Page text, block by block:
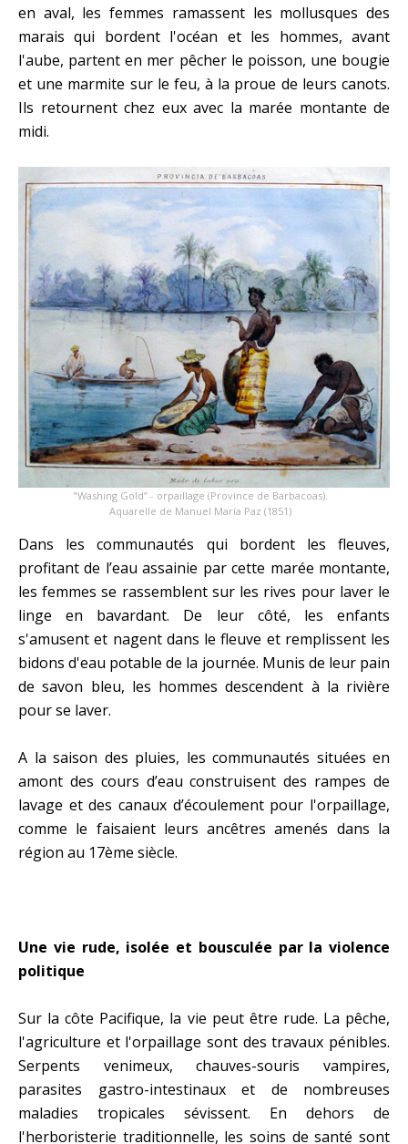
en aval, les femmes ramassent les mollusques des
marais qui bordent l'océan et les hommes, avant
l'aube, partent en mer pêcher le poisson, une bougie
et une marmite sur le feu, à la proue de leurs canots.
Ils retournent chez eux avec la marée montante de
midi.
"Washing Gold” - orpaillage (Province de Barbacoas).
Aquarelle de Manuel María Paz (1851)
Dans les communautés qui bordent les fleuves,
profitant de l’eau assainie par cette marée montante,
les femmes se rassemblent sur les rives pour laver le
linge en bavardant. De leur côté, les enfants
s'amusent et nagent dans le fleuve et remplissent les
bidons d'eau potable de la journée. Munis de leur pain
de savon bleu, les hommes descendent à la rivière
pour se laver.
A la saison des pluies, les communautés situées en
amont des cours d’eau construisent des rampes de
lavage et des canaux d’écoulement pour l'orpaillage,
comme le faisaient leurs ancêtres amenés dans la
région au 17ème siècle.
Une vie rude, isolée et bousculée par la violence
politique
Sur la côte Pacifique, la vie peut être rude. La pêche,
l'agriculture et l'orpaillage sont des travaux pénibles.
Serpents venimeux, chauves-souris vampires,
parasites gastro-intestinaux et de nombreuses
maladies tropicales sévissent. En dehors de
l'herboristerie traditionnelle, les soins de santé sont